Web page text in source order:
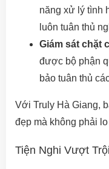
năng xử lý tình
luôn tuân thủ
Giám sát chặt
được bộ phận
bảo tuân thủ
Với Truly Hà Giang,
đẹp mà không phải
Tiện Nghi Vượt